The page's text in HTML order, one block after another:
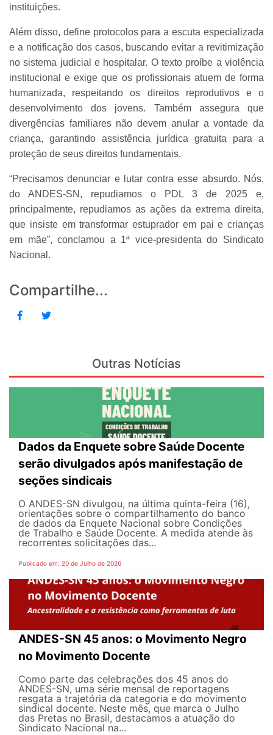
instituições.
Além disso, define protocolos para a escuta especializada
e a notificação dos casos, buscando evitar a revitimização
no sistema judicial e hospitalar. O texto proíbe a violência
institucional e exige que os profissionais atuem de forma
humanizada, respeitando os direitos reprodutivos e o
desenvolvimento dos jovens. Também assegura que
divergências familiares não devem anular a vontade da
criança, garantindo assistência jurídica gratuita para a
proteção de seus direitos fundamentais.
“Precisamos denunciar e lutar contra esse absurdo. Nós,
do ANDES-SN, repudiamos o PDL 3 de 2025 e,
principalmente, repudiamos as ações da extrema direita,
que insiste em transformar estuprador em pai e crianças
em mãe”, conclamou a 1ª vice-presidenta do Sindicato
Nacional.
Compartilhe...
Outras Notícias
Dados da Enquete sobre Saúde Docente
serão divulgados após manifestação de
seções sindicais
O ANDES-SN divulgou, na última quinta-feira (16),
orientações sobre o compartilhamento do banco
de dados da Enquete Nacional sobre Condições
de Trabalho e Saúde Docente. A medida atende às
recorrentes solicitações das...
Publicado em: 20 de Julho de 2026
ANDES-SN 45 anos: o Movimento Negro
no Movimento Docente
Como parte das celebrações dos 45 anos do
ANDES-SN, uma série mensal de reportagens
resgata a trajetória da categoria e do movimento
sindical docente. Neste mês, que marca o Julho
das Pretas no Brasil, destacamos a atuação do
Sindicato Nacional na...